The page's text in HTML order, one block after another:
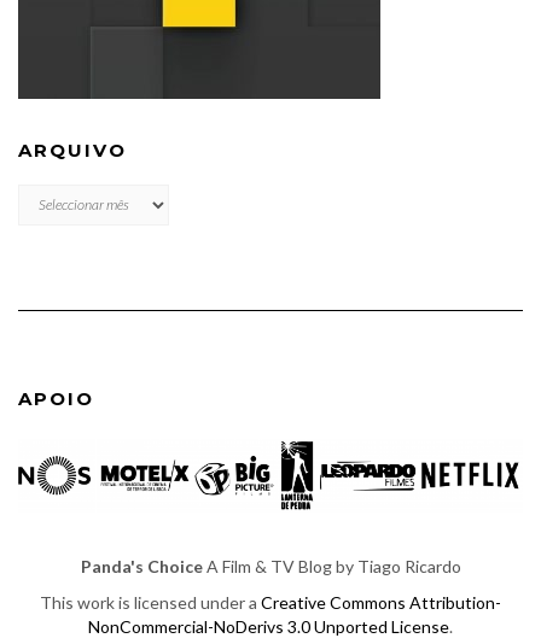
ARQUIVO
ARQUIVO
APOIO
Panda's ChoiceA Film & TV Blog by Tiago Ricardo
This work is licensed under a Creative Commons Attribution-
NonCommercial-NoDerivs 3.0 Unported License.